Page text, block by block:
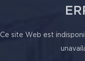
Ce site Web est